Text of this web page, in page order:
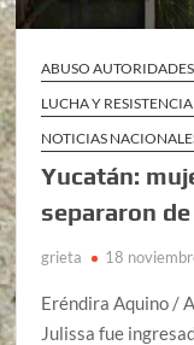
ABUSO
LUCHA Y
NOTICIAS
Yucatán:
separaron
grieta 18
Eréndira Aquino /
Julissa fue